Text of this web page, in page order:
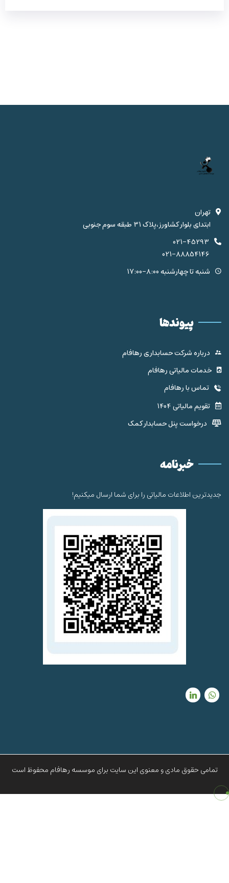
تهران
ابتدای بلوار کشاورز،پلاک 31 طبقه سوم جنوبی
021-45293
021-88854146
شنبه تا چهارشنبه 8:00-17:00
پیوندها
درباره شرکت حسابداری رهافام
خدمات مالیاتی رهافام
تماس با رهافام
تقویم مالیاتی 1404
درخواست پنل حسابدار کمک
خبرنامه
جدیدترین اطلاعات مالیاتی را برای شما ارسال میکنیم!
تمامی حقوق مادی و معنوی این سایت برای موسسه رهافام محفوظ است